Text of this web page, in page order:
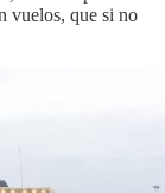
vuelos, que si no